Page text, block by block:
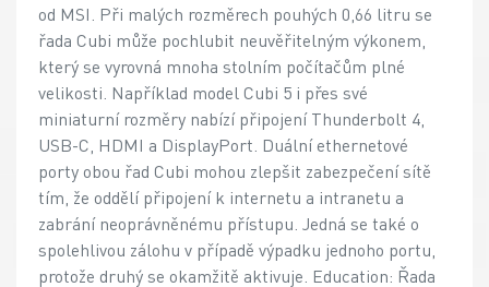
od MSI. Při malých rozměrech pouhých 0,66 litru se
řada Cubi může pochlubit neuvěřitelným výkonem,
který se vyrovná mnoha stolním počítačům plné
velikosti. Například model Cubi 5 i přes své
miniaturní rozměry nabízí připojení Thunderbolt 4,
USB-C, HDMI a DisplayPort. Duální ethernetové
porty obou řad Cubi mohou zlepšit zabezpečení sítě
tím, že oddělí připojení k internetu a intranetu a
zabrání neoprávněnému přístupu. Jedná se také o
spolehlivou zálohu v případě výpadku jednoho portu,
protože druhý se okamžitě aktivuje. Education: Řada